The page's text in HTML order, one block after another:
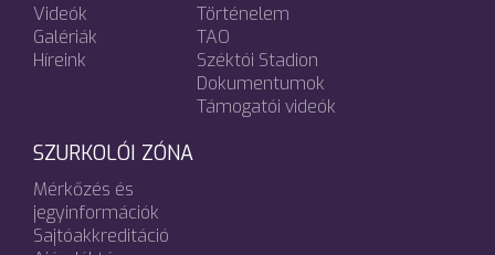
Videók
Galériák
Híreink
Történelem
TAO
Széktói Stadion
Dokumentumok
Támogatói videók
SZURKOLÓI ZÓNA
Mérkőzés és
jegyinformációk
Sajtóakkreditáció